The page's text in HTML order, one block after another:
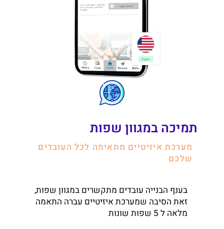
תמיכה במגוון שפות
מערכת איזיטיים מתאימה לכל העובדים
שלכם
בענף הבנייה עובדים מתקשרים במגוון שפות,
זאת הסיבה שמערכת איזיטיים עברה התאמה
מלאה ל 5 שפות שונות